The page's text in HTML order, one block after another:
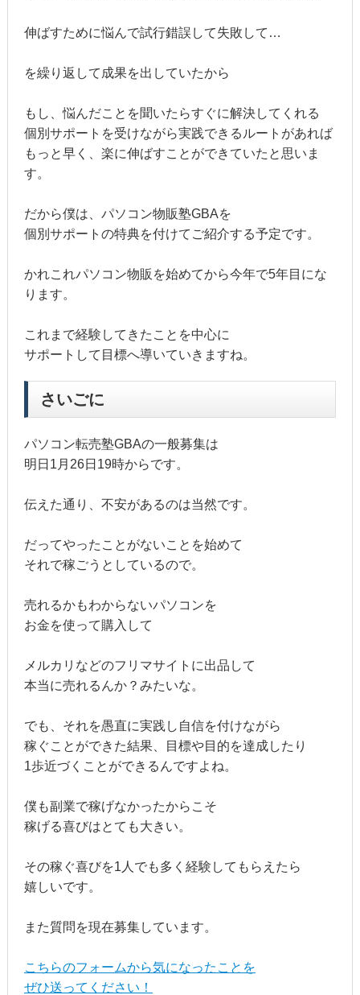
伸ばすために悩んで試行錯誤して失敗して…
を繰り返して成果を出していたから
もし、悩んだことを聞いたらすぐに解決してくれる
個別サポートを受けながら実践できるルートがあれば
もっと早く、楽に伸ばすことができていたと思いま
す。
だから僕は、パソコン物販塾GBAを
個別サポートの特典を付けてご紹介する予定です。
かれこれパソコン物販を始めてから今年で5年目にな
ります。
これまで経験してきたことを中心に
サポートして目標へ導いていきますね。
さいごに
パソコン転売塾GBAの一般募集は
明日1月26日19時からです。
伝えた通り、不安があるのは当然です。
だってやったことがないことを始めて
それで稼ごうとしているので。
売れるかもわからないパソコンを
お金を使って購入して
メルカリなどのフリマサイトに出品して
本当に売れるんか？みたいな。
でも、それを愚直に実践し自信を付けながら
稼ぐことができた結果、目標や目的を達成したり
1歩近づくことができるんですよね。
僕も副業で稼げなかったからこそ
稼げる喜びはとても大きい。
その稼ぐ喜びを1人でも多く経験してもらえたら
嬉しいです。
また質問を現在募集しています。
こちらのフォームから気になったことを
ぜひ送ってください！